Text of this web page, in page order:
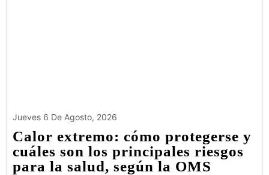
Jueves 6 De Agosto, 2026
Calor extremo: cómo protegerse y
cuáles son los principales riesgos
para la salud, según la OMS